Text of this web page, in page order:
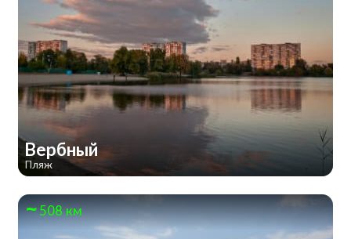
Вербный
Пляж
508 км